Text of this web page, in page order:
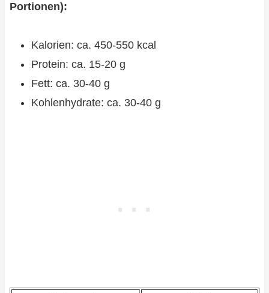
Portionen):
Kalorien: ca. 450-550 kcal
Protein: ca. 15-20 g
Fett: ca. 30-40 g
Kohlenhydrate: ca. 30-40 g